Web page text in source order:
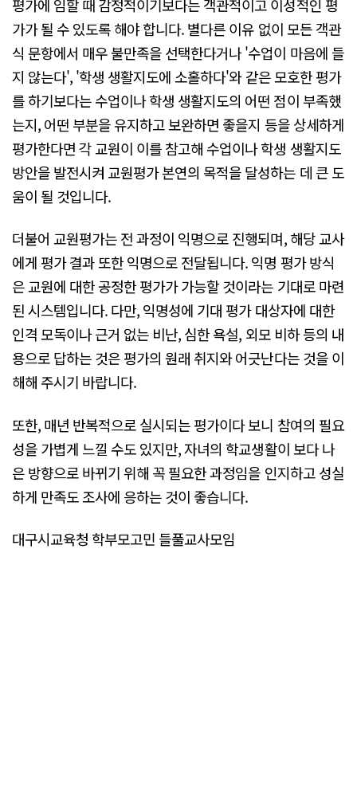
평가에 임할 때 감정적이기보다는 객관적이고 이성적인 평
가가 될 수 있도록 해야 합니다. 별다른 이유 없이 모든 객관
식 문항에서 매우 불만족을 선택한다거나 '수업이 마음에 들
지 않는다', '학생 생활지도에 소홀하다'와 같은 모호한 평가
를 하기보다는 수업이나 학생 생활지도의 어떤 점이 부족했
는지, 어떤 부분을 유지하고 보완하면 좋을지 등을 상세하게
평가한다면 각 교원이 이를 참고해 수업이나 학생 생활지도
방안을 발전시켜 교원평가 본연의 목적을 달성하는 데 큰 도
움이 될 것입니다.
더불어 교원평가는 전 과정이 익명으로 진행되며, 해당 교사
에게 평가 결과 또한 익명으로 전달됩니다. 익명 평가 방식
은 교원에 대한 공정한 평가가 가능할 것이라는 기대로 마련
된 시스템입니다. 다만, 익명성에 기대 평가 대상자에 대한
인격 모독이나 근거 없는 비난, 심한 욕설, 외모 비하 등의 내
용으로 답하는 것은 평가의 원래 취지와 어긋난다는 것을 이
해해 주시기 바랍니다.
또한, 매년 반복적으로 실시되는 평가이다 보니 참여의 필요
성을 가볍게 느낄 수도 있지만, 자녀의 학교생활이 보다 나
은 방향으로 바뀌기 위해 꼭 필요한 과정임을 인지하고 성실
하게 만족도 조사에 응하는 것이 좋습니다.
대구시교육청 학부모고민 들풀교사모임